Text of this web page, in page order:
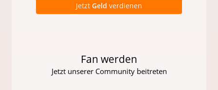
Jetzt Geld verdienen
Fan werden
Jetzt unserer Community beitreten